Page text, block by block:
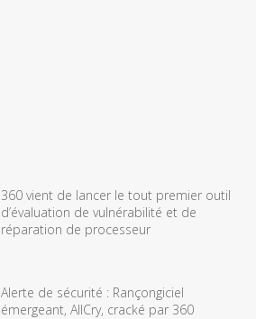
360 vient de lancer le tout premier outil
d’évaluation de vulnérabilité et de
réparation de processeur
Alerte de sécurité : Rançongiciel
émergeant, AllCry, cracké par 360